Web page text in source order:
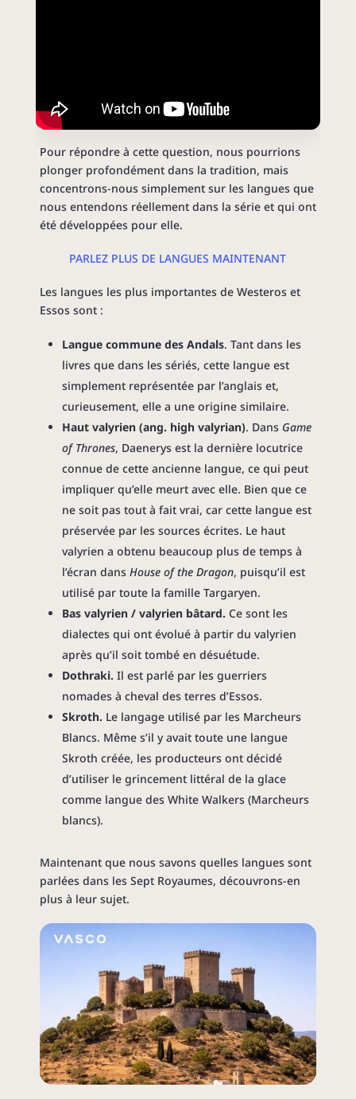
Pour répondre à cette question, nous pourrions
plonger profondément dans la tradition, mais
concentrons-nous simplement sur les langues que
nous entendons réellement dans la série et qui ont
été développées pour elle.
PARLEZ PLUS DE LANGUES MAINTENANT
Les langues les plus importantes de Westeros et
Essos sont :
Langue commune des Andals. Tant dans les
livres que dans les sériés, cette langue est
simplement représentée par l’anglais et,
curieusement, elle a une origine similaire.
Haut valyrien (ang. high valyrian). Dans Game
of Thrones, Daenerys est la dernière locutrice
connue de cette ancienne langue, ce qui peut
impliquer qu’elle meurt avec elle. Bien que ce
ne soit pas tout à fait vrai, car cette langue est
préservée par les sources écrites. Le haut
valyrien a obtenu beaucoup plus de temps à
l’écran dans House of the Dragon, puisqu’il est
utilisé par toute la famille Targaryen.
Bas valyrien / valyrien bâtard. Ce sont les
dialectes qui ont évolué à partir du valyrien
après qu’il soit tombé en désuétude.
Dothraki. Il est parlé par les guerriers
nomades à cheval des terres d’Essos.
Skroth. Le langage utilisé par les Marcheurs
Blancs. Même s’il y avait toute une langue
Skroth créée, les producteurs ont décidé
d’utiliser le grincement littéral de la glace
comme langue des White Walkers (Marcheurs
blancs).
Maintenant que nous savons quelles langues sont
parlées dans les Sept Royaumes, découvrons-en
plus à leur sujet.